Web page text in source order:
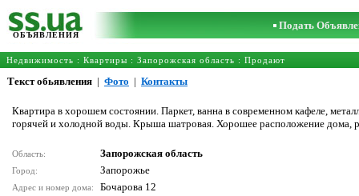
ОБЪЯВЛЕНИЯ
Подать
Недвижимость : Квартиры : Запорожская область : Продают
Текст обьявления | Фото | Контакты
Квартира в хорошем состоянии. Паркет, ванна в современном кафеле,
горячей и холодной воды. Крыша шатровая. Хорошее расположение дома,
Область: Запорожская область
Город: Запорожье
Адрес и номер дома: Бочарова 12